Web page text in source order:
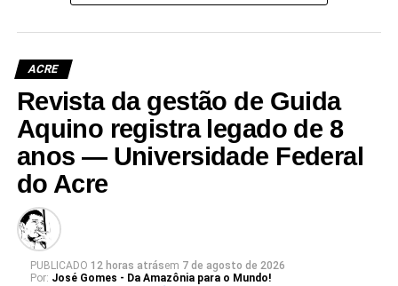
ACRE
Revista da gestão de Guida
Aquino registra legado de 8
anos — Universidade Federal
do Acre
PUBLICADO 12 horas atrásem 7 de agosto de 2026
Por: José Gomes - Da Amazônia para o Mundo!